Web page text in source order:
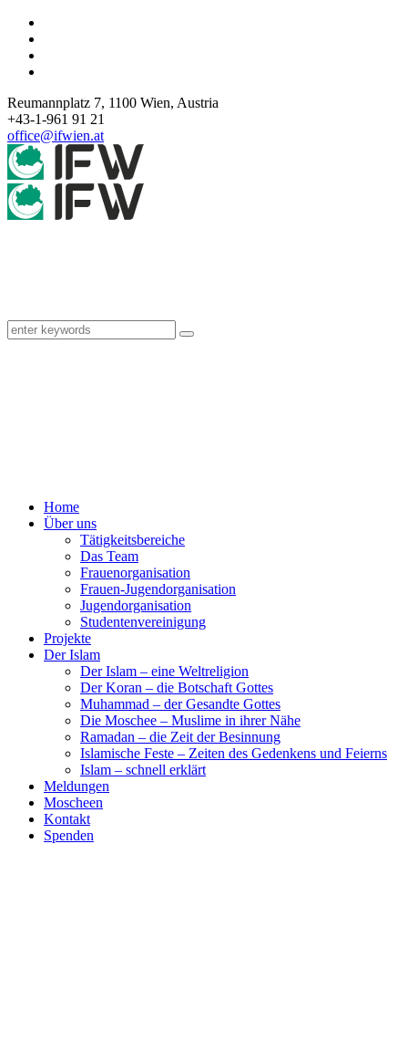
Reumannplatz 7, 1100 Wien, Austria
+43-1-961 91 21
office@ifwien.at
Home
Über uns
Tätigkeitsbereiche
Das Team
Frauenorganisation
Frauen-Jugendorganisation
Jugendorganisation
Studentenvereinigung
Projekte
Der Islam
Der Islam – eine Weltreligion
Der Koran – die Botschaft Gottes
Muhammad – der Gesandte Gottes
Die Moschee – Muslime in ihrer Nähe
Ramadan – die Zeit der Besinnung
Islamische Feste – Zeiten des Gedenkens und Feierns
Islam – schnell erklärt
Meldungen
Moscheen
Kontakt
Spenden